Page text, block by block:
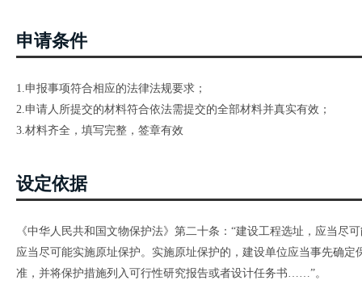
申请条件
1.申报事项符合相应的法律法规要求；
2.申请人所提交的材料符合依法需提交的全部材料并真实有效；
3.材料齐全，填写完整，签章有效
设定依据
《中华人民共和国文物保护法》第二十条：“建设工程选址，应当
应当尽可能实施原址保护。实施原址保护的，建设单位应当事先确
准，并将保护措施列入可行性研究报告或者设计任务书……”。